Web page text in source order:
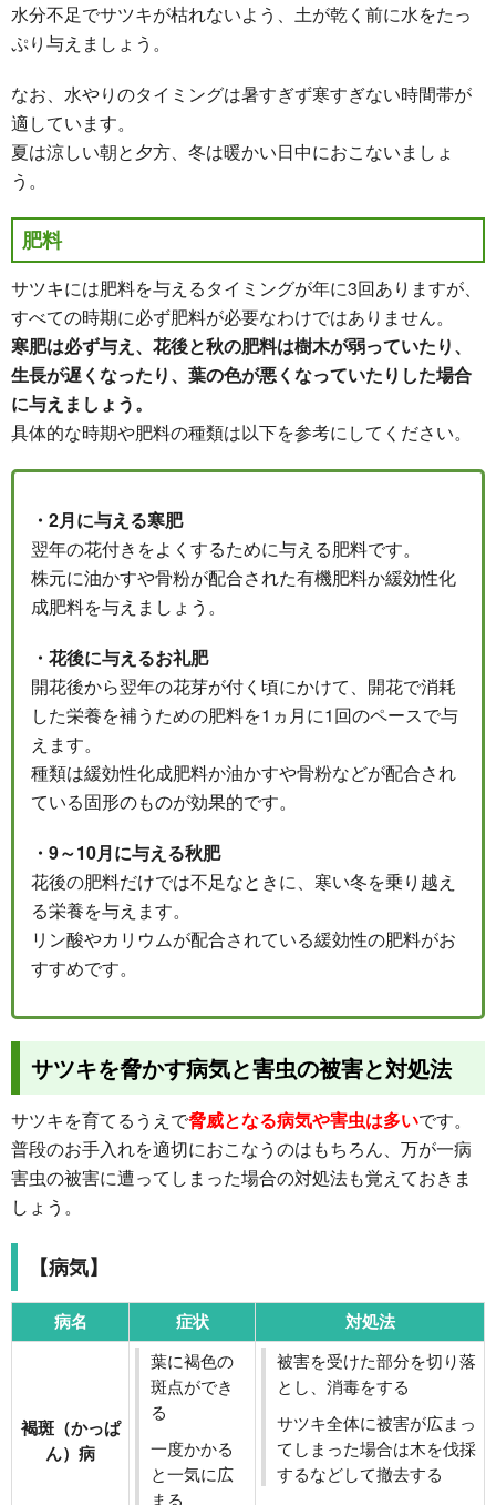
水分不足でサツキが枯れないよう、土が乾く前に水をたっ
ぷり与えましょう。
なお、水やりのタイミングは暑すぎず寒すぎない時間帯が
適しています。
夏は涼しい朝と夕方、冬は暖かい日中におこないましょ
う。
肥料
サツキには肥料を与えるタイミングが年に3回ありますが、
すべての時期に必ず肥料が必要なわけではありません。
寒肥は必ず与え、花後と秋の肥料は樹木が弱っていたり、
生長が遅くなったり、葉の色が悪くなっていたりした場合
に与えましょう。
具体的な時期や肥料の種類は以下を参考にしてください。
・2月に与える寒肥
翌年の花付きをよくするために与える肥料です。
株元に油かすや骨粉が配合された有機肥料か緩効性化
成肥料を与えましょう。
・花後に与えるお礼肥
開花後から翌年の花芽が付く頃にかけて、開花で消耗
した栄養を補うための肥料を1ヵ月に1回のペースで与
えます。
種類は緩効性化成肥料か油かすや骨粉などが配合され
ている固形のものが効果的です。
・9～10月に与える秋肥
花後の肥料だけでは不足なときに、寒い冬を乗り越え
る栄養を与えます。
リン酸やカリウムが配合されている緩効性の肥料がお
すすめです。
サツキを脅かす病気と害虫の被害と対処法
サツキを育てるうえで脅威となる病気や害虫は多いです。
普段のお手入れを適切におこなうのはもちろん、万が一病
害虫の被害に遭ってしまった場合の対処法も覚えておきま
しょう。
【病気】
病名 症状 対処法
褐斑（かっぱ
ん）病
葉に褐色の
斑点ができ
る
一度かかる
と一気に広
まる
被害を受けた部分を切り落
とし、消毒をする
サツキ全体に被害が広まっ
てしまった場合は木を伐採
するなどして撤去する